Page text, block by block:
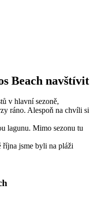
Beach navštívit
v hlavní sezoně,
ráno. Alespoň na chvíli si
lagunu. Mimo sezonu tu
října jsme byli na pláži